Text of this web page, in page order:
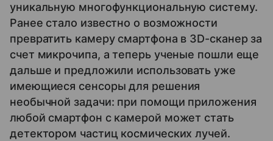
уникальную многофункциональную систему.
Ранее стало известно о возможности
превратить камеру смартфона в 3D-сканер за
счет микрочипа, а теперь ученые пошли еще
дальше и предложили использовать уже
имеющиеся сенсоры для решения
необычной задачи: при помощи приложения
любой смартфон с камерой может стать
детектором частиц космических лучей.